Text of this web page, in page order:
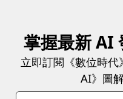
域。
！
掌握最新 AI
立即訂閱《數位時
AI》圖